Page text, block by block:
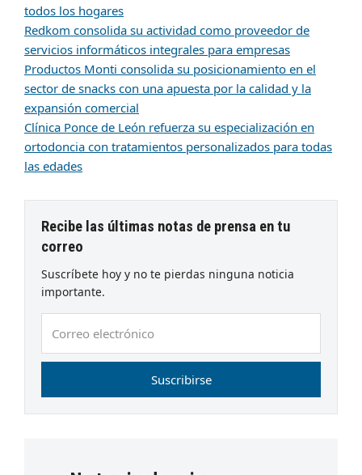
todos los hogares
Redkom consolida su actividad como proveedor de
servicios informáticos integrales para empresas
Productos Monti consolida su posicionamiento en el
sector de snacks con una apuesta por la calidad y la
expansión comercial
Clínica Ponce de León refuerza su especialización en
ortodoncia con tratamientos personalizados para todas
las edades
Recibe las últimas notas de prensa en tu
correo
Suscríbete hoy y no te pierdas ninguna noticia
importante.
electrónico
Suscribirse